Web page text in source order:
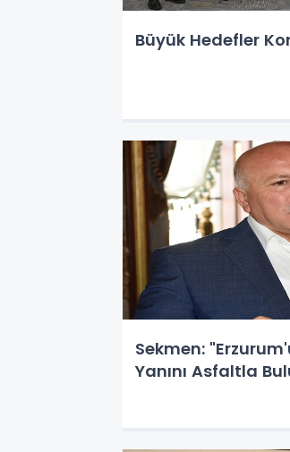
Büyük Hedefler
Sekmen:
Yanını Asfaltla